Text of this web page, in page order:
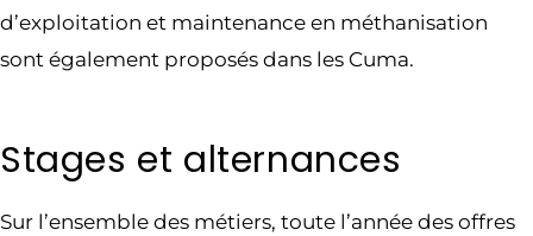
d’exploitation et maintenance en méthanisation
sont également proposés dans les Cuma.
Stages et alternances
Sur l’ensemble des métiers, toute l’année des offres